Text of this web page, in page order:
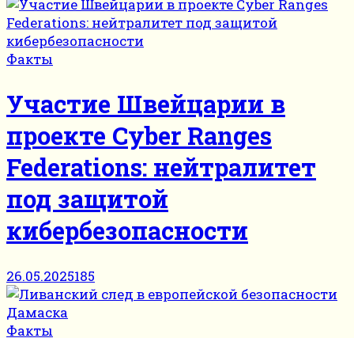
Факты
Участие Швейцарии в
проекте Cyber Ranges
Federations: нейтралитет
под защитой
кибербезопасности
26.05.2025185
Факты